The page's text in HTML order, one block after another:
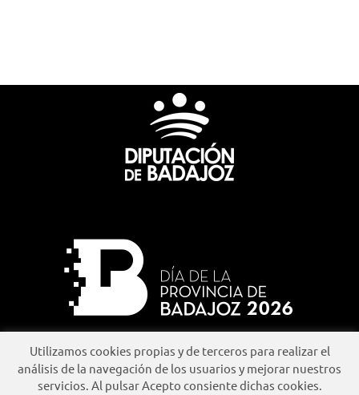
Utilizamos cookies propias y de terceros para realizar el
análisis de la navegación de los usuarios y mejorar nuestros
servicios. Al pulsar Acepto consiente dichas cookies.